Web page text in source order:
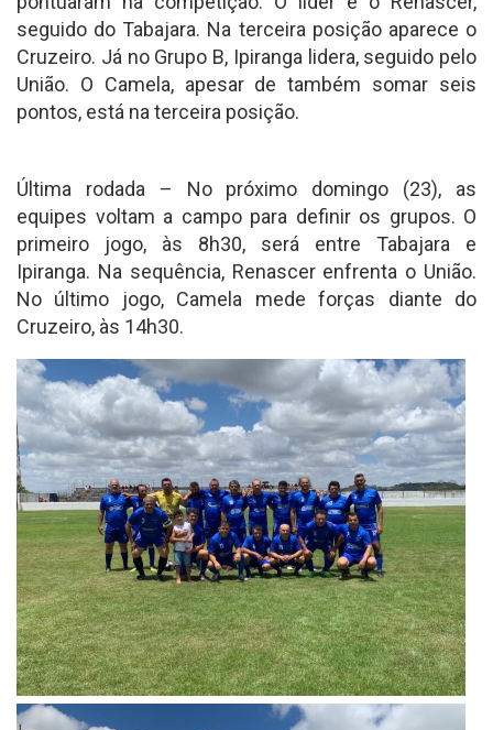
seguido do Tabajara. Na terceira posição aparece o
Cruzeiro. Já no Grupo B, Ipiranga lidera, seguido pelo
União. O Camela, apesar de também somar seis
pontos, está na terceira posição.
Última rodada – No próximo domingo (23), as
equipes voltam a campo para definir os grupos. O
primeiro jogo, às 8h30, será entre Tabajara e
Ipiranga. Na sequência, Renascer enfrenta o União.
No último jogo, Camela mede forças diante do
Cruzeiro, às 14h30.